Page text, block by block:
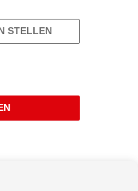
STELLEN